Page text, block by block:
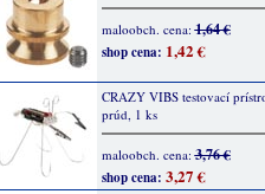
maloobch. cena:1,64 €
shop cena: 1,42 €
CRAZY VIBS testovací
prúd, 1 ks
maloobch. cena:3,76 €
shop cena: 3,27 €